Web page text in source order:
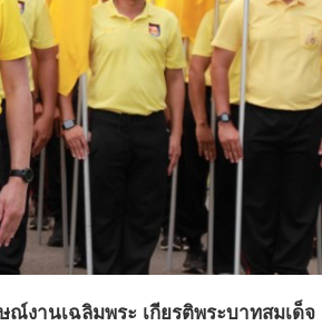
งานเฉลิมพระ เกียรติพระบาทสมเด็จ